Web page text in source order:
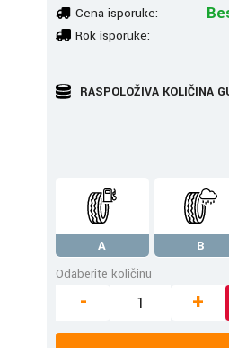
Cena isporuke:
Rok isporuke:
RASPOLOŽIVA KOLIČINA
A B
Odaberite količinu
- +